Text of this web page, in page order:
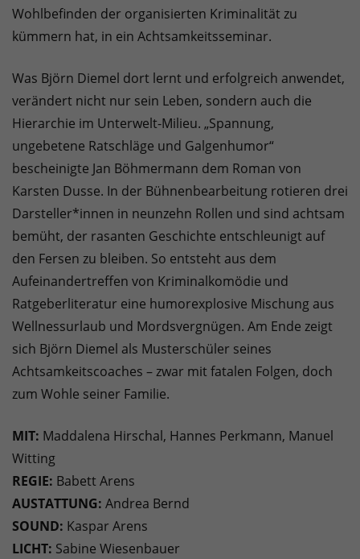
Wohlbefinden der organisierten Kriminalität zu
kümmern hat, in ein Achtsamkeitsseminar.
Was Björn Diemel dort lernt und erfolgreich anwendet,
verändert nicht nur sein Leben, sondern auch die
Hierarchie im Unterwelt-Milieu. „Spannung,
ungebetene Ratschläge und Galgenhumor“
bescheinigte Jan Böhmermann dem Roman von
Karsten Dusse. In der Bühnenbearbeitung rotieren drei
Darsteller*innen in neunzehn Rollen und sind achtsam
bemüht, der rasanten Geschichte entschleunigt auf
den Fersen zu bleiben. So entsteht aus dem
Aufeinandertreffen von Kriminalkomödie und
Ratgeberliteratur eine humorexplosive Mischung aus
Wellnessurlaub und Mordsvergnügen. Am Ende zeigt
sich Björn Diemel als Musterschüler seines
Achtsamkeitscoaches – zwar mit fatalen Folgen, doch
zum Wohle seiner Familie.
MIT: Maddalena Hirschal, Hannes Perkmann, Manuel
Witting
REGIE: Babett Arens
AUSTATTUNG: Andrea Bernd
SOUND: Kaspar Arens
LICHT: Sabine Wiesenbauer